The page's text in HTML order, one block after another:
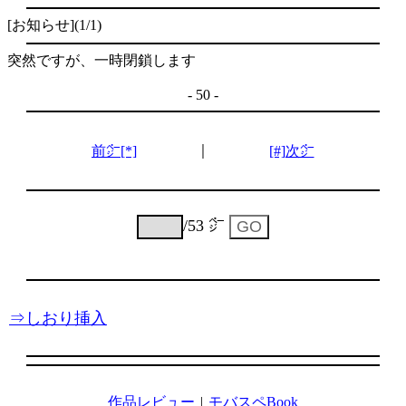
[お知らせ](1/1)
突然ですが、一時閉鎖します
- 50 -
前㌻[*] [#]次㌻
/53 ㌻
⇒しおり挿入
作品レビュー | モバスペBook